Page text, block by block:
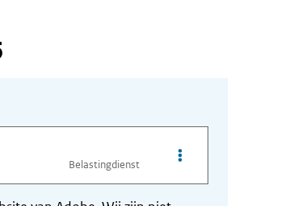
Belastingdienst
Opties van bestand